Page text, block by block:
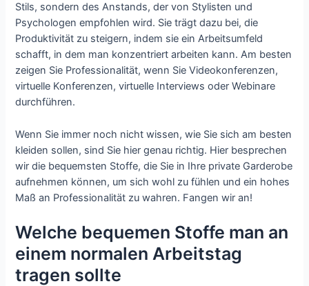
Stils, sondern des Anstands, der von Stylisten und
Psychologen empfohlen wird. Sie trägt dazu bei, die
Produktivität zu steigern, indem sie ein Arbeitsumfeld
schafft, in dem man konzentriert arbeiten kann. Am besten
zeigen Sie Professionalität, wenn Sie Videokonferenzen,
virtuelle Konferenzen, virtuelle Interviews oder Webinare
durchführen.
Wenn Sie immer noch nicht wissen, wie Sie sich am besten
kleiden sollen, sind Sie hier genau richtig. Hier besprechen
wir die bequemsten Stoffe, die Sie in Ihre private Garderobe
aufnehmen können, um sich wohl zu fühlen und ein hohes
Maß an Professionalität zu wahren. Fangen wir an!
Welche bequemen Stoffe man an
einem normalen Arbeitstag
tragen sollte